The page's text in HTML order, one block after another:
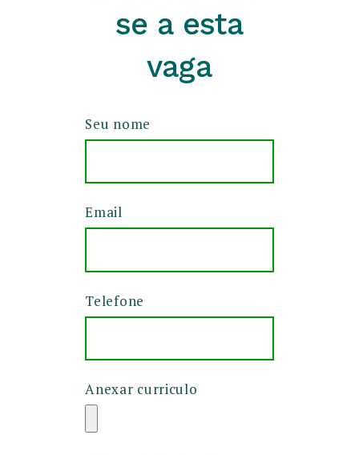
se a esta
vaga
Seu nome
Email
Telefone
Anexar curriculo